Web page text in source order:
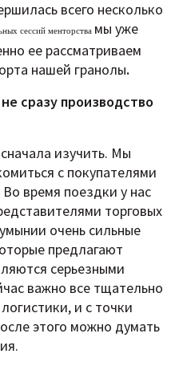
всего несколько
сессий менторства мы уже
ее рассматриваем
нашей гранолы.
сразу производство
изучить. Мы
с покупателями
время поездки у нас
торговых
очень сильные
предлагают
серьезными
важно все тщательно
и с точки
этого можно думать